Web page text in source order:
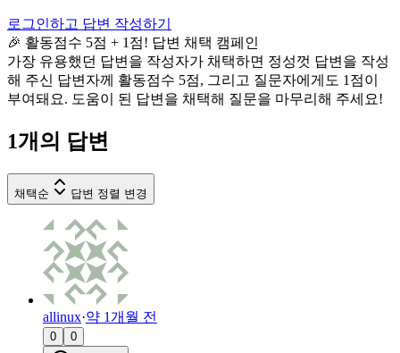
로그인하고 답변 작성하기
🎉 활동점수 5점 + 1점! 답변 채택 캠페인
가장 유용했던 답변을 작성자가 채택하면 정성껏 답변을 작성
해 주신 답변자께 활동점수 5점, 그리고 질문자에게도 1점이
부여돼요. 도움이 된 답변을 채택해 질문을 마무리해 주세요!
1개의 답변
채택순 답변 정렬 변경
allinux·약 1개월 전
0 0